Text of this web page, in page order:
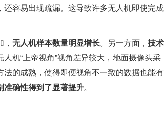
容易出现疏漏。这导致许多无人机即使完成
， 无人机样本数量明显增长。另一方面， 技术
人机“上帝视角”视角差异较大，地面摄像头采
的成熟，使得即便视角不一致的数据也能有
准确性得到了显著提升。